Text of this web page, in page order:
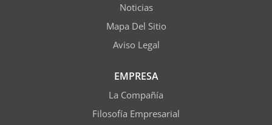
Noticias
Mapa Del Sitio
Aviso Legal
EMPRESA
La Compañía
Filosofía Empresarial